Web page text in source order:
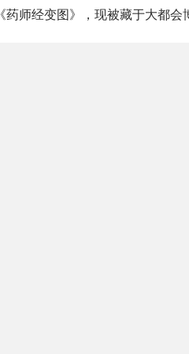
《药师经变图》，现被藏于大都